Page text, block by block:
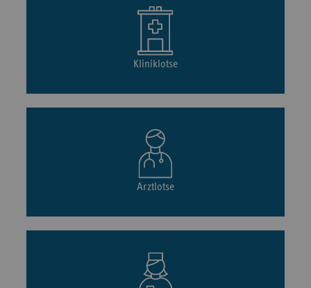
Kliniklotse
Arztlotse